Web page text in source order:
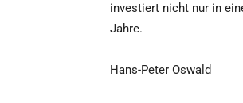
investiert nicht nur in
Jahre.
Hans-Peter Oswald